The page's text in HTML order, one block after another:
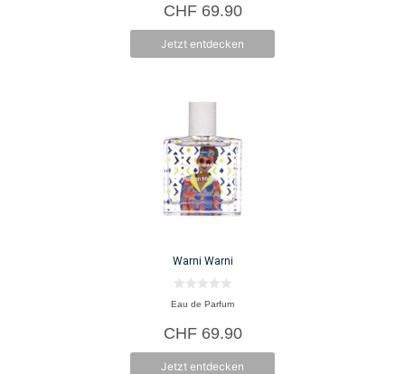
n
5
CHF69.90
Jetzt entdecken
Warni Warni
0
v
n
5
Eau de Parfum
CHF69.90
Jetzt entdecken